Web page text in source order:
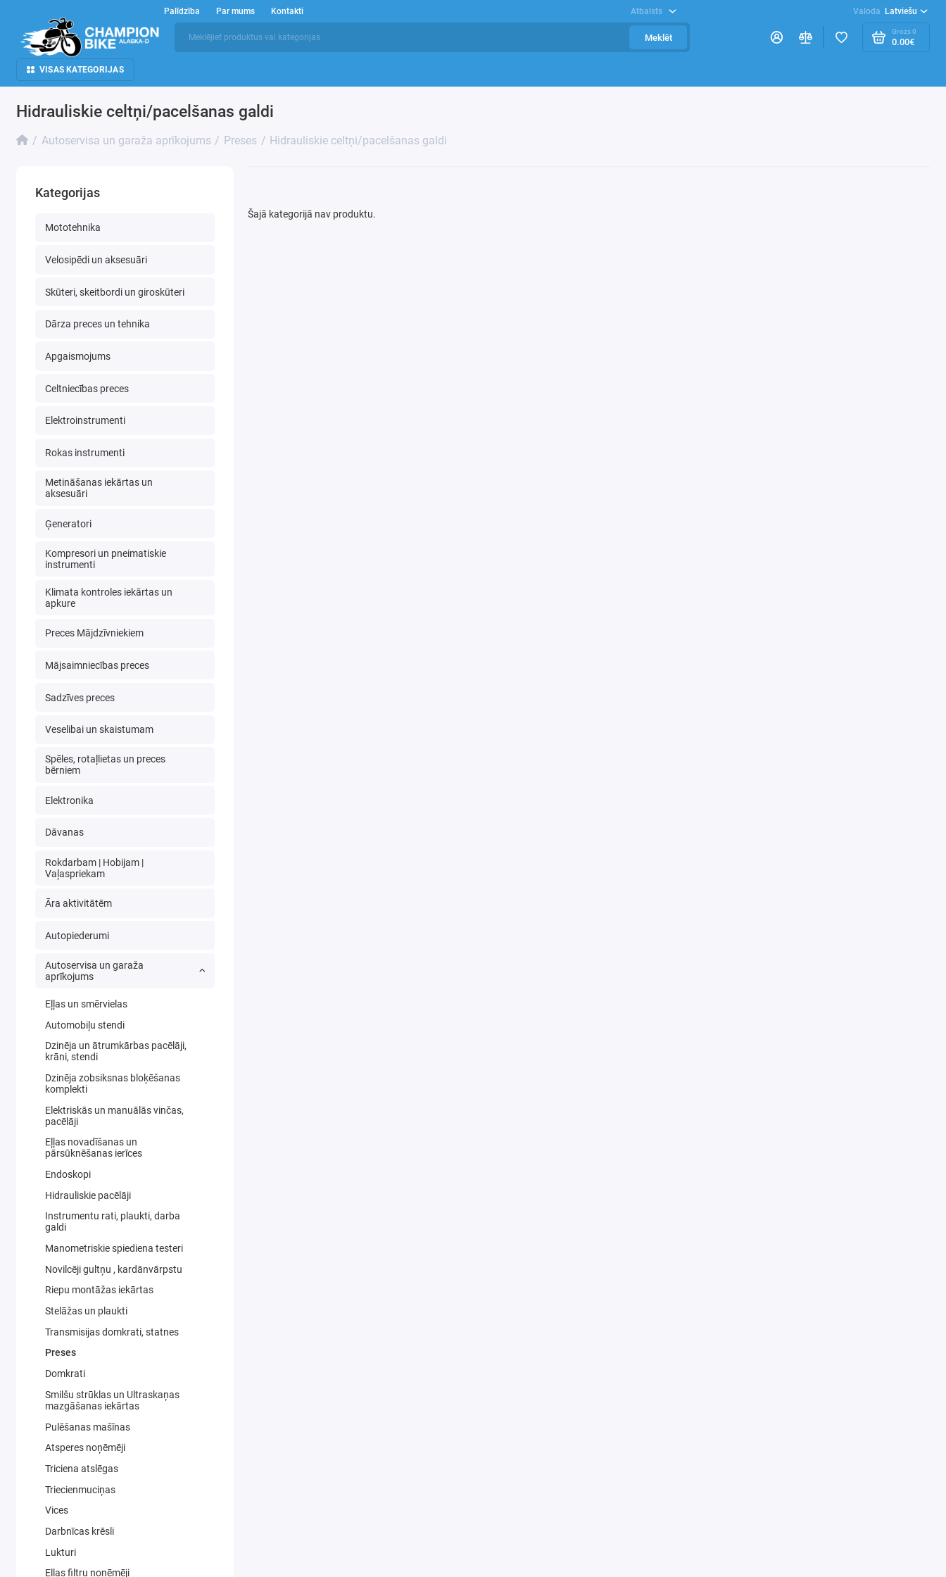
Palīdzība Par mums Kontakti Atbalsts Valoda Latviešu
Meklēt
Grozs0
0.00€
VISAS KATEGORIJAS
Hidrauliskie celtņi/pacelšanas galdi
Autoservisa un garaža aprīkojums Preses Hidrauliskie celtņi/pacelšanas galdi
Kategorijas
Mototehnika
Velosipēdi un aksesuāri
Skūteri, skeitbordi un giroskūteri
Dārza preces un tehnika
Apgaismojums
Celtniecības preces
Elektroinstrumenti
Rokas instrumenti
Metināšanas iekārtas un
aksesuāri
Ģeneratori
Kompresori un pneimatiskie
instrumenti
Klimata kontroles iekārtas un
apkure
Preces Mājdzīvniekiem
Mājsaimniecības preces
Sadzīves preces
Veselibai un skaistumam
Spēles, rotaļlietas un preces
bērniem
Elektronika
Dāvanas
Rokdarbam | Hobijam |
Vaļaspriekam
Āra aktivitātēm
Autopiederumi
Autoservisa un garaža
aprīkojums
Eļļas un smērvielas
Automobiļu stendi
Dzinēja un ātrumkārbas pacēlāji,
krāni, stendi
Dzinēja zobsiksnas bloķēšanas
komplekti
Elektriskās un manuālās vinčas,
pacēlāji
Eļļas novadīšanas un
pārsūknēšanas ierīces
Endoskopi
Hidrauliskie pacēlāji
Instrumentu rati, plaukti, darba
galdi
Manometriskie spiediena testeri
Novilcēji gultņu , kardānvārpstu
Riepu montāžas iekārtas
Stelāžas un plaukti
Transmisijas domkrati, statnes
Preses
Domkrati
Smilšu strūklas un Ultraskaņas
mazgāšanas iekārtas
Pulēšanas mašīnas
Atsperes noņēmēji
Triciena atslēgas
Triecienmuciņas
Vices
Darbnīcas krēsli
Lukturi
Eļļas filtru noņēmēji
Šajā kategorijā nav produktu.